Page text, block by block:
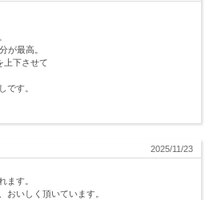
が最高。
上下させて
です。
2025/11/23
ます。
おいしく頂いています。